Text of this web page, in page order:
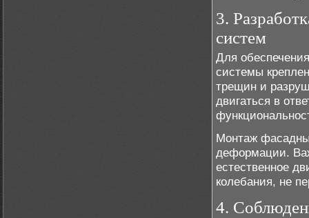
3.
систем
Для
системы
трещин и
двигаться в
Монтаж
деформации.
естественное
колебания, не
4.